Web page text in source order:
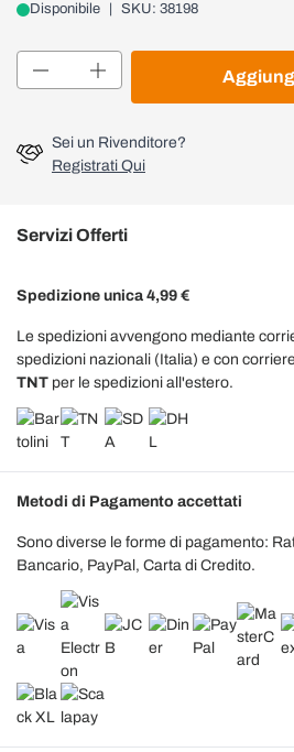
Disponibile SKU: 38198
Sei un Rivenditore?
Registrati Qui
Servizi Offerti
Spedizione unica 4,99 €
Le spedizioni avvengono mediante
spedizioni nazionali (Italia) e con
TNT per le spedizioni all'estero.
Metodi di Pagamento accettati
Sono diverse le forme di pagamento:
Bancario, PayPal, Carta di Credito.